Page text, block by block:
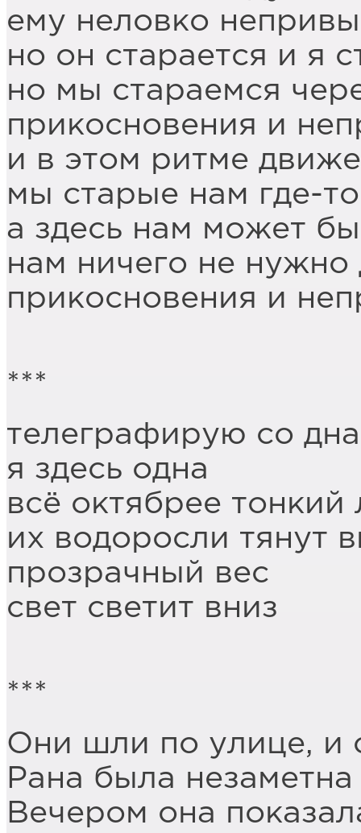
ему неловко
но он старается и я
но мы стараемся
прикосновения и
и в этом ритме
мы старые нам где-
а здесь нам может
нам ничего не нужно
прикосновения и
***
телеграфирую со дна
я здесь одна
всё октябрее тонкий
их водоросли тянут
прозрачный вес
свет светит вниз
***
Они шли по улице, и
Рана была
Вечером она